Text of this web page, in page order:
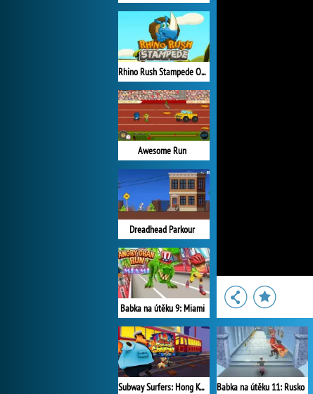
Rhino Rush Stampede Online
Awesome Run
Dreadhead Parkour
Babka na útěku 9: Miami
Subway Surfers: Hong Kong Babka na útěku 11: Rusko